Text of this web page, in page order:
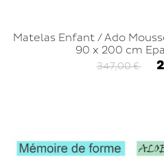
Matelas Enfant / Ado
90 x 200 cm
347,00 €